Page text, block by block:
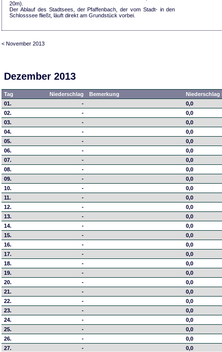
20m).
Der Ablauf des Stadtsees, der Pfaffenbach, der vom Stadt- in den
Schlosssee fließt, läuft direkt am Grundstück vorbei.
< November 2013
Dezember 2013
Tag Niederschlag Bemerkung
01.
-
0,0
02.
-
0,0
03.
-
0,0
04.
-
0,0
05.
-
0,0
06.
-
0,0
07.
-
0,0
08.
-
0,0
09.
-
0,0
10.
-
0,0
11.
-
0,0
12.
-
0,0
13.
-
0,0
14.
-
0,0
15.
-
0,0
16.
-
0,0
17.
-
0,0
18.
-
0,0
19.
-
0,0
20.
-
0,0
21.
-
0,0
22.
-
0,0
23.
-
0,0
24.
-
0,0
25.
-
0,0
26.
-
0,0
27.
-
0,0